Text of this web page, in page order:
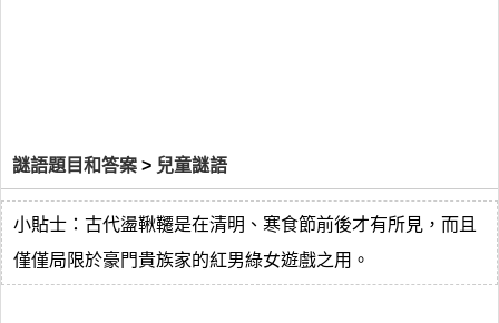
謎語題目和答案 > 兒童謎語
小貼士：古代盪鞦韆是在清明、寒食節前後才有所見，而且
僅僅局限於豪門貴族家的紅男綠女遊戲之用。